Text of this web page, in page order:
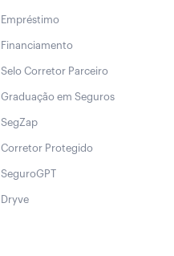
Empréstimo
Financiamento
Selo Corretor Parceiro
Graduação em Seguros
SegZap
Corretor Protegido
SeguroGPT
Dryve